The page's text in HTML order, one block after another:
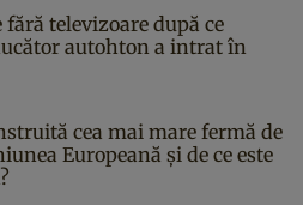
televizoare după ce
autohton a intrat în
cea mai mare fermă de
Europeană și de ce este